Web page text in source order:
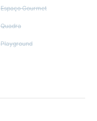
Espaço Gourmet
Quadra
Playground